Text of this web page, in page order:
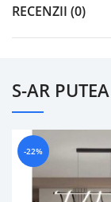
RECENZII (0)
S-AR
-22%